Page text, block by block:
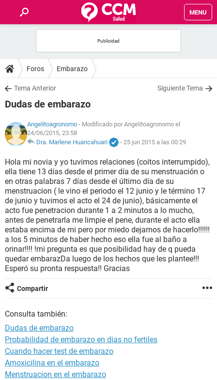
MENU
FOROS
SALUD
NUTRICIÓN
BIENESTAR
SEXUALIDAD
GLOSARIO
Foros Embarazo
Tema Anterior Siguiente Tema
Dudas de embarazo
Angelitoagronomo- Modificado por Angelitoagronomo el
24/06/2015, 23:58
Dra. Marlene Huancahuari
- 25 jun 2015 a las 00:29
Hola mi novia y yo tuvimos relaciones (coitos interrumpido),
ella tiene 13 días desde el primer día de su menstruación o
en otras palabras 7 días desde el último día de su
menstruacion ( le vino el periodo el 12 junio y le término 17
de junio y tuvimos el acto el 24 de junio), básicamente el
acto fue penetracion durante 1 a 2 minutos a lo mucho,
antes de penetrarla me limpie el pene, durante el acto ella
estaba encima de mi pero por miedo dejamos de hacerlo!!!!!!
a los 5 minutos de haber hecho eso ella fue al baño a
orinar!!!! !mi pregunta es que posibilidad hay de q pueda
quedar embarazDa luego de los hechos que les plantee!!!
Esperó su pronta respuesta!! Gracias
Compartir
Consulta también:
Dudas de embarazo
Probabilidad de embarazo en dias no fertiles
Cuando hacer test de embarazo
Amoxicilina en el embarazo
Menstruacion en el embarazo